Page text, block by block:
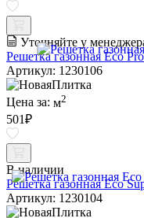
Уточняйте у
Решетка газонная Eco
Артикул: 1230106
Цена за: м2
501₽
В наличии
Решетка газонная Eco
Артикул: 1230104